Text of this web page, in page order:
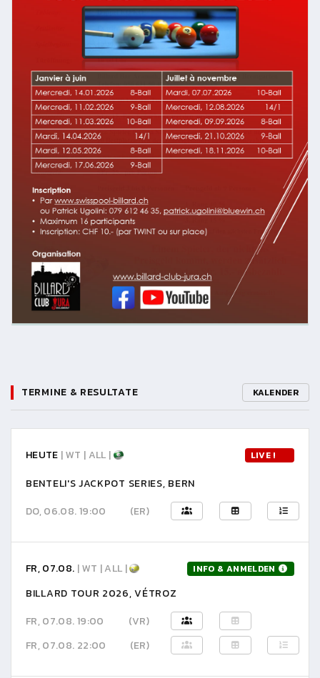
TERMINE & RESULTATE KALENDER
HEUTE | WT | ALL | LIVE !
BENTELI'S JACKPOT SERIES, BERN
DO, 06.08. 19:00
(ER)
FR, 07.08. | WT | ALL | INFO & ANMELDEN
BILLARD TOUR 2026, VÉTROZ
FR, 07.08. 19:00
(VR)
FR, 07.08. 22:00
(ER)